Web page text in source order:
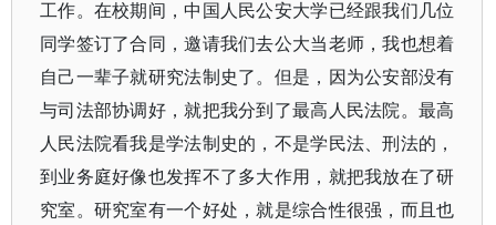
工作。在校期间，中国人民公安大学已经跟我们几位
同学签订了合同，邀请我们去公大当老师，我也想着
自己一辈子就研究法制史了。但是，因为公安部没有
与司法部协调好，就把我分到了最高人民法院。最高
人民法院看我是学法制史的，不是学民法、刑法的，
到业务庭好像也发挥不了多大作用，就把我放在了研
究室。研究室有一个好处，就是综合性很强，而且也